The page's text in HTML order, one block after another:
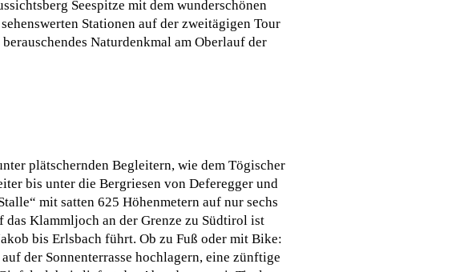
Seespitze mit dem wunderschönen
Stationen auf der zweitägigen Tour
Naturdenkmal am Oberlauf der
plätschernden Begleitern, wie dem Tögischer
bis unter die Bergriesen von Deferegger und
mit satten 625 Höhenmetern auf nur sechs
Klammljoch an der Grenze zu Südtirol ist
bis Erlsbach führt. Ob zu Fuß oder mit Bike:
der Sonnenterrasse hochlagern, eine zünftige